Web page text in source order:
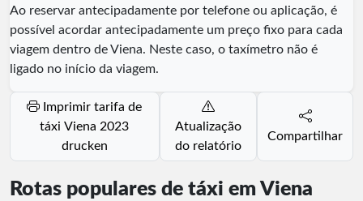
Ao reservar antecipadamente por telefone ou aplicação, é
possível acordar antecipadamente um preço fixo para cada
viagem dentro de Viena. Neste caso, o taxímetro não é
ligado no início da viagem.
táxi Viena 2023
drucken
Atualização
do relatório
Compartilhar
Rotas populares de táxi em Viena